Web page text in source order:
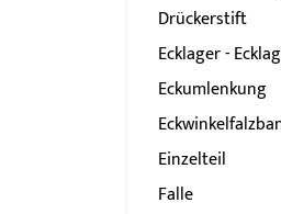
Drückerstift
Ecklager -
Eckumlenkung
Einzelteil
Falle